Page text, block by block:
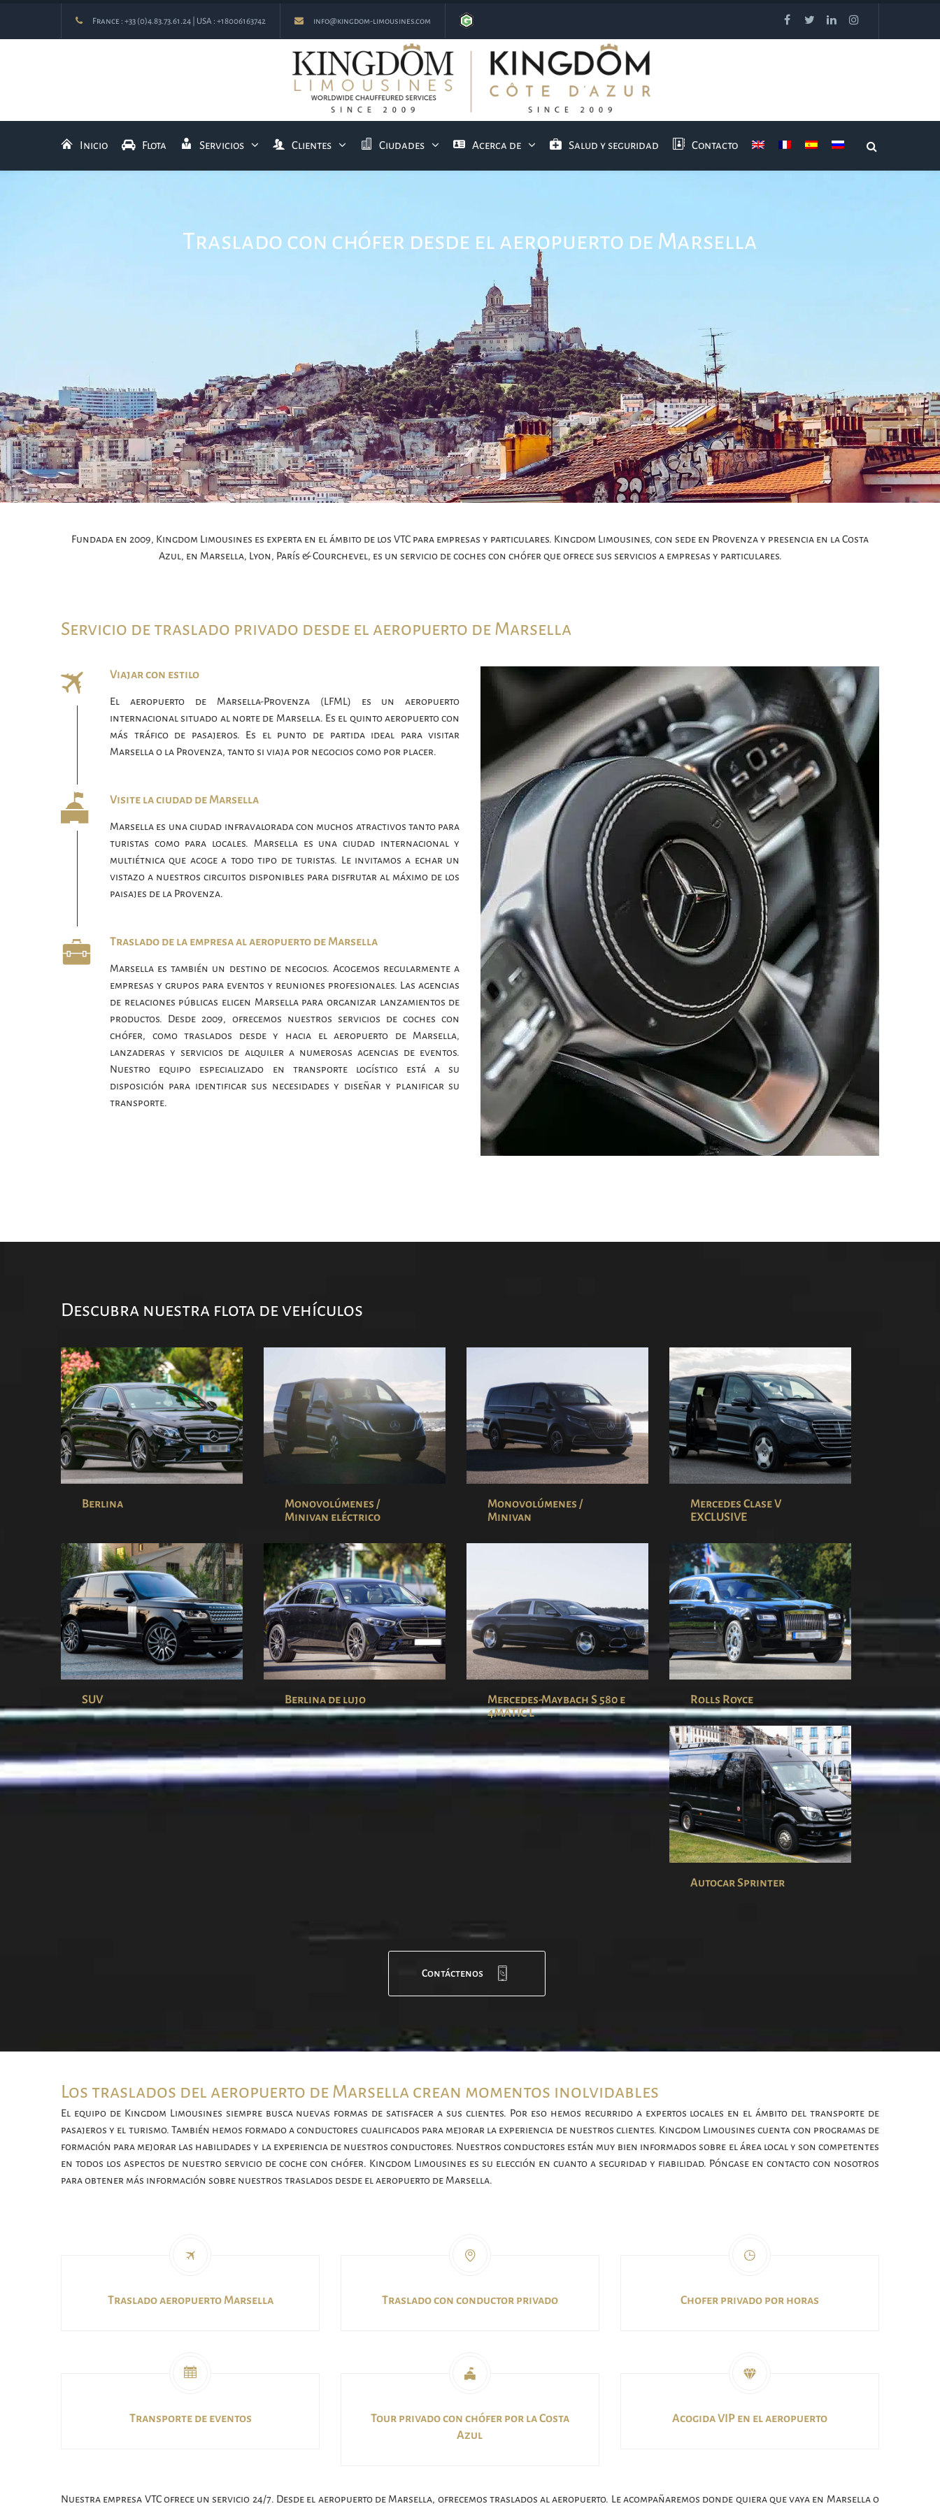
France : +33 (0)4.83.73.61.24 | USA : +18006163742 info@kingdom-limousines.com
Inicio Flota Servicios Clientes Ciudades Acerca de Salud y seguridad Contacto
Traslado con chófer desde el aeropuerto de Marsella
Fundada en 2009, Kingdom Limousines es experta en el ámbito de los VTC para empresas y particulares. Kingdom Limousines, con sede en Provenza y presencia en la Costa
Azul, en Marsella, Lyon, París & Courchevel, es un servicio de coches con chófer que ofrece sus servicios a empresas y particulares.
Servicio de traslado privado desde el aeropuerto de Marsella
Viajar con estilo
El aeropuerto de Marsella-Provenza (LFML) es un aeropuerto
internacional situado al norte de Marsella. Es el quinto aeropuerto con
más tráfico de pasajeros. Es el punto de partida ideal para visitar
Marsella o la Provenza, tanto si viaja por negocios como por placer.
Visite la ciudad de Marsella
Marsella es una ciudad infravalorada con muchos atractivos tanto para
turistas como para locales. Marsella es una ciudad internacional y
multiétnica que acoge a todo tipo de turistas. Le invitamos a echar un
vistazo a nuestros circuitos disponibles para disfrutar al máximo de los
paisajes de la Provenza.
Traslado de la empresa al aeropuerto de Marsella
Marsella es también un destino de negocios. Acogemos regularmente a
empresas y grupos para eventos y reuniones profesionales. Las agencias
de relaciones públicas eligen Marsella para organizar lanzamientos de
productos. Desde 2009, ofrecemos nuestros servicios de coches con
chófer, como traslados desde y hacia el aeropuerto de Marsella,
lanzaderas y servicios de alquiler a numerosas agencias de eventos.
Nuestro equipo especializado en transporte logístico está a su
disposición para identificar sus necesidades y diseñar y planificar su
transporte.
Descubra nuestra flota de vehículos
Berlina
Monovolúmenes /
Minivan eléctrico
Monovolúmenes /
Minivan
Mercedes Clase V
EXCLUSIVE
SUV Berlina de lujo
Mercedes-Maybach S 580 e
4MATIC L
Rolls Royce
Autocar Sprinter
Contáctenos
Los traslados del aeropuerto de Marsella crean momentos inolvidables
El equipo de Kingdom Limousines siempre busca nuevas formas de satisfacer a sus clientes. Por eso hemos recurrido a expertos locales en el ámbito del transporte de
pasajeros y el turismo. También hemos formado a conductores cualificados para mejorar la experiencia de nuestros clientes. Kingdom Limousines cuenta con programas de
formación para mejorar las habilidades y la experiencia de nuestros conductores. Nuestros conductores están muy bien informados sobre el área local y son competentes
en todos los aspectos de nuestro servicio de coche con chófer. Kingdom Limousines es su elección en cuanto a seguridad y fiabilidad. Póngase en contacto con nosotros
para obtener más información sobre nuestros traslados desde el aeropuerto de Marsella.
Traslado aeropuerto Marsella
Transporte de eventos
Traslado con conductor privado
Tour privado con chófer por la Costa
Azul
Chofer privado por horas
Acogida VIP en el aeropuerto
Nuestra empresa VTC ofrece un servicio 24/7. Desde el aeropuerto de Marsella, ofrecemos traslados al aeropuerto. Le acompañaremos donde quiera que vaya en Marsella o